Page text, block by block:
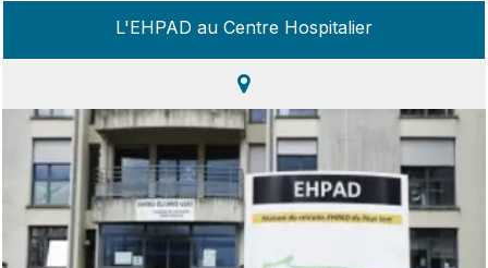
L'EHPAD au Centre Hospitalier